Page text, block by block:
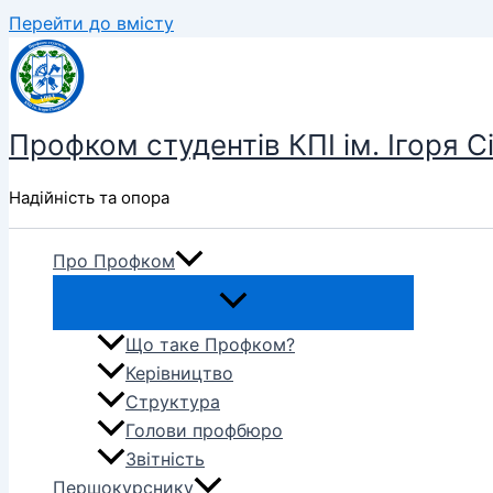
Перейти до вмісту
Профком студентів КПІ ім. Ігоря
Надійність та опора
Про Профком
Що таке Профком?
Керівництво
Структура
Голови профбюро
Звітність
Першокурснику